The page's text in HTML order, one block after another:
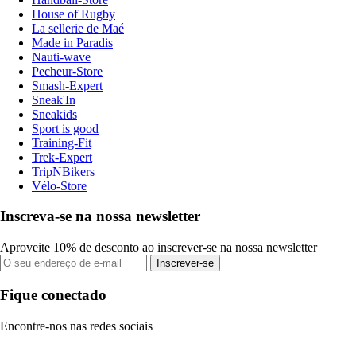
House of Rugby
La sellerie de Maé
Made in Paradis
Nauti-wave
Pecheur-Store
Smash-Expert
Sneak'In
Sneakids
Sport is good
Training-Fit
Trek-Expert
TripNBikers
Vélo-Store
Inscreva-se na nossa newsletter
Aproveite 10% de desconto ao inscrever-se na nossa newsletter
Inscrever-se
Fique conectado
Encontre-nos nas redes sociais